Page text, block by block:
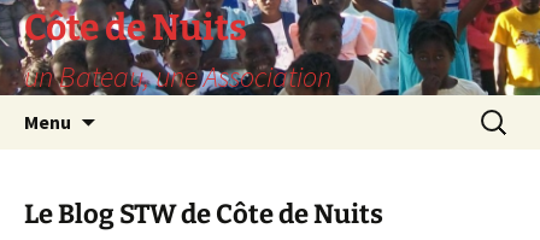
Skip
to
content
Côte de Nuits
un Bateau, une Association
Menu
Search
for:
Le Blog STW de Côte de Nuits